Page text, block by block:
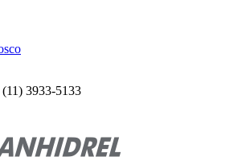
3933-5133